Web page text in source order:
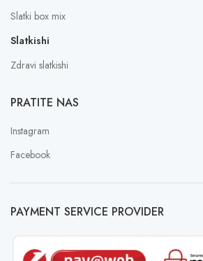
Slatki box mix
Slatkishi
Zdravi slatkishi
PRATITE NAS
Instagram
Facebook
PAYMENT SERVICE PROVIDER